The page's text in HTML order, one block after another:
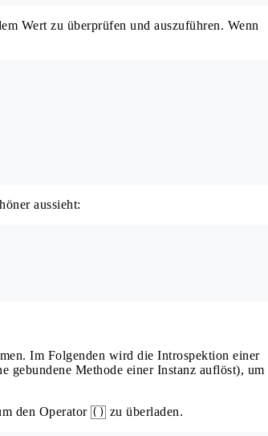
Wert zu überprüfen und auszuführen. Wenn
aussieht:
Im Folgenden wird die Introspektion einer
gebundene Methode einer Instanz auflöst), um
den Operator () zu überladen.